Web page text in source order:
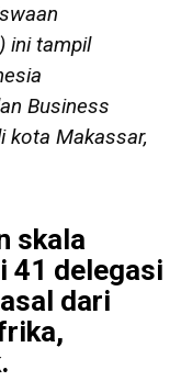
ini tampil
Business
kota Makassar,
skala
41 delegasi
dari